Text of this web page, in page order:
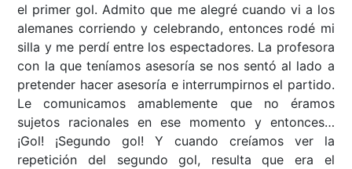
el primer gol. Admito que me alegré cuando vi a los
alemanes corriendo y celebrando, entonces rodé mi
silla y me perdí entre los espectadores. La profesora
con la que teníamos asesoría se nos sentó al lado a
pretender hacer asesoría e interrumpirnos el partido.
Le comunicamos amablemente que no éramos
sujetos racionales en ese momento y entonces…
¡Gol! ¡Segundo gol! Y cuando creíamos ver la
repetición del segundo gol, resulta que era el